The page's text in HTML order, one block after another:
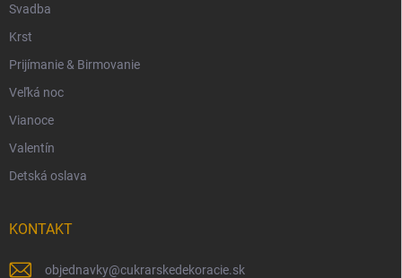
Svadba
Krst
Prijímanie & Birmovanie
Veľká noc
Vianoce
Valentín
Detská oslava
KONTAKT
objednavky@cukrarskedekoracie.sk